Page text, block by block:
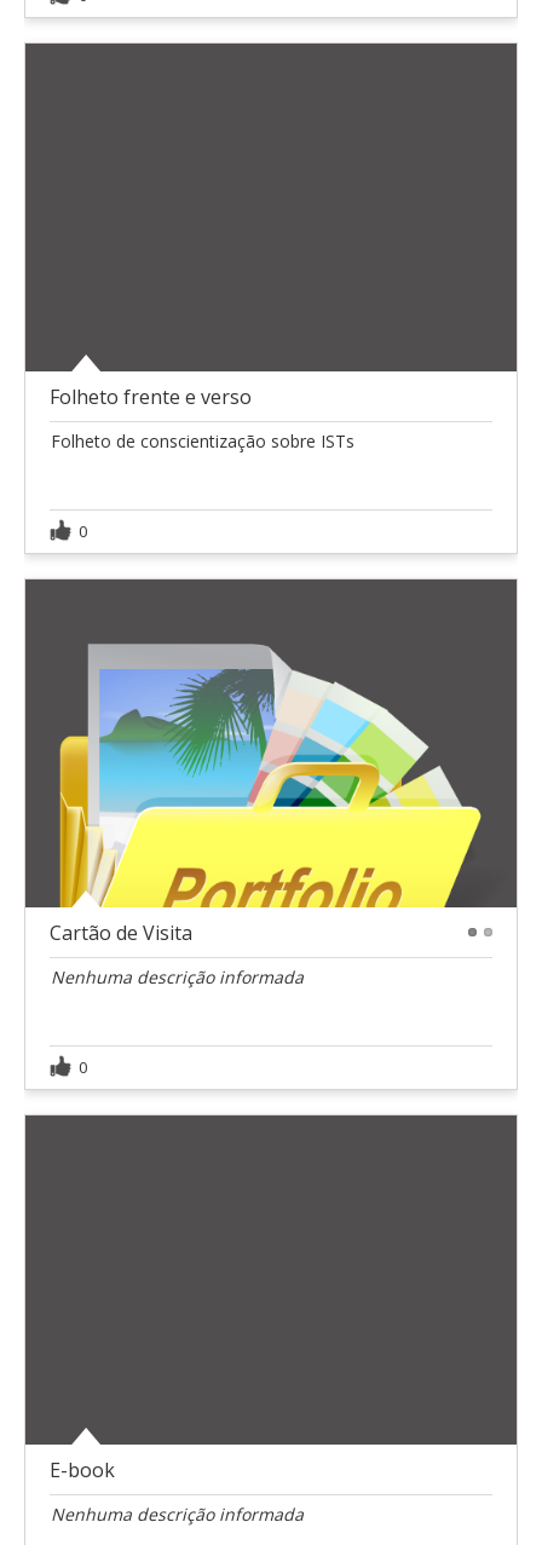
Folheto frente e verso
Folheto de conscientização sobre ISTs
0
Cartão de Visita
Nenhuma descrição informada
0
E-book
Nenhuma descrição informada